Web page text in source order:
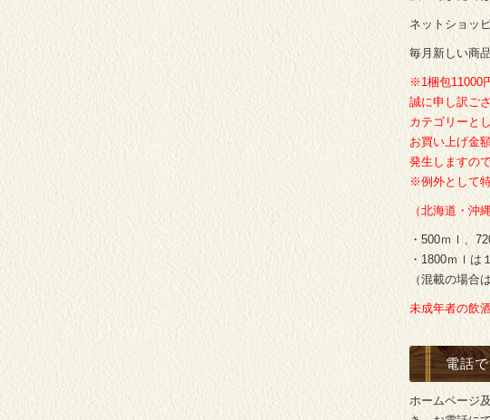
ネットショッ
毎月新しい商
※1梱包11000
誠に申し訳ご
カテゴリーと
お買い上げ金
発生しますの
※例外として
（北海道・沖
・500ｍｌ、
・1800ｍｌは
（混載の場合
未成年者の飲
電話
ホームページ